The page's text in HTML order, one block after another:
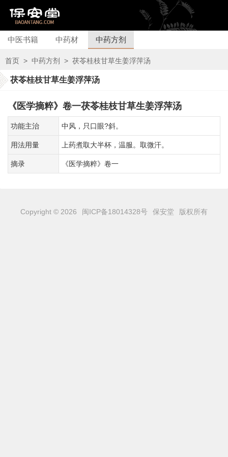
中医书籍 中药材 中药方剂
首页 > 中药方剂 > 茯苓桂枝甘草生姜浮萍汤
茯苓桂枝甘草生姜浮萍汤
《医学摘粹》卷一茯苓桂枝甘草生姜浮萍汤
功能主治 中风，只口眼?斜。
用法用量 上药煮取大半杯，温服。取微汗。
摘录 《医学摘粹》卷一
Copyright © 2026 闽ICP备18014328号 保安堂 版权所有